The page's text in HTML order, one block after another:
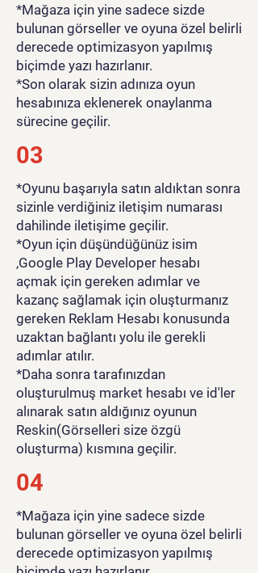
*Mağaza için yine sadece sizde
bulunan görseller ve oyuna özel belirli
derecede optimizasyon yapılmış
biçimde yazı hazırlanır.
*Son olarak sizin adınıza oyun
hesabınıza eklenerek onaylanma
sürecine geçilir.
03
*Oyunu başarıyla satın aldıktan sonra
sizinle verdiğiniz iletişim numarası
dahilinde iletişime geçilir.
*Oyun için düşündüğünüz isim
,Google Play Developer hesabı
açmak için gereken adımlar ve
kazanç sağlamak için oluşturmanız
gereken Reklam Hesabı konusunda
uzaktan bağlantı yolu ile gerekli
adımlar atılır.
*Daha sonra tarafınızdan
oluşturulmuş market hesabı ve id'ler
alınarak satın aldığınız oyunun
Reskin(Görselleri size özgü
oluşturma) kısmına geçilir.
04
*Mağaza için yine sadece sizde
bulunan görseller ve oyuna özel belirli
derecede optimizasyon yapılmış